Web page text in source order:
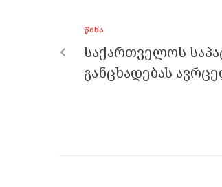
o
o
k
er m p
p
ᲬᲘᲜᲐ
საქართველოს
განცხადებას